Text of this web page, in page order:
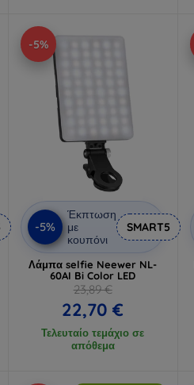
-5%
-5%
Έκπτωση
με
κουπόνι
SMART5
Λάμπα selfie Neewer NL-
60AI Bi Color LED
23,89 €
22,70 €
Τελευταίο τεμάχιο σε
απόθεμα